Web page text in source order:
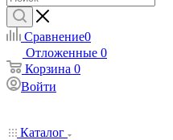
Сравнение0
Отложенные 0
Корзина 0
Войти
Каталог